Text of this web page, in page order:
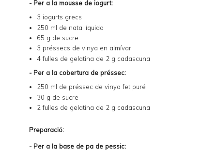
- Per a la mousse de iogurt:
3 iogurts grecs
250 ml de nata líquida
65 g de sucre
3 préssecs de vinya en almívar
4 fulles de gelatina de 2 g cadascuna
- Per a la cobertura de préssec:
250 ml de préssec de vinya fet puré
30 g de sucre
2 fulles de gelatina de 2 g cadascuna
Preparació:
- Per a la base de pa de pessic: